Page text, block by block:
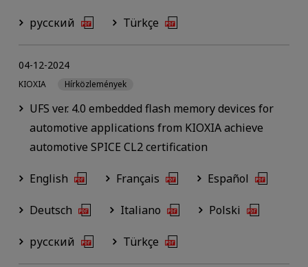
русский Türkçe
UFS ver. 4.0 embedded flash memory devices for
automotive applications from KIOXIA achieve
automotive SPICE CL2 certification
04-12-2024
KIOXIA Hírközlemények
English Français Español
Deutsch Italiano Polski
русский Türkçe